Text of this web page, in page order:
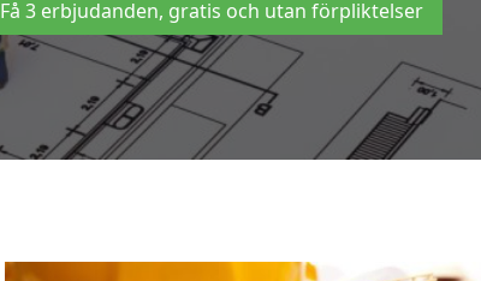
Få 3 erbjudanden, gratis och utan förpliktelser